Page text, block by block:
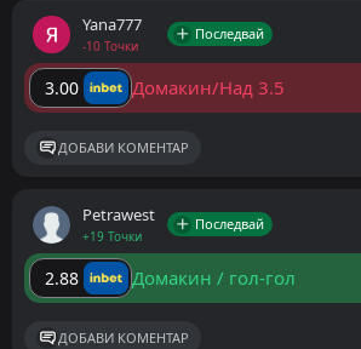
Yana777
-10 Точки
Последвай
3.00 Домакин/Над 3.5
ДОБАВИ КОМЕНТАР
Petrawest
+19 Точки
Последвай
2.88 Домакин / гол-гол
ДОБАВИ КОМЕНТАР